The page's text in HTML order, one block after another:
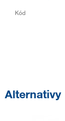
Kód
Alternativy